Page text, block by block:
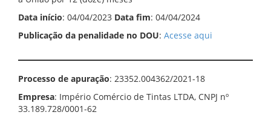
Data início: 04/04/2023 Data fim: 04/04/2024
Publicação da penalidade no DOU: Acesse aqui
Processo de apuração: 23352.004362/2021-18
Empresa: Império Comércio de Tintas LTDA, CNPJ nº
33.189.728/0001-62